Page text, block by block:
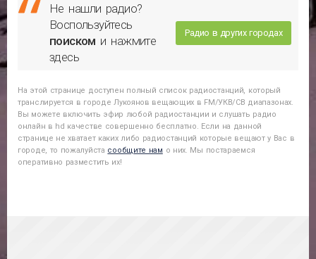
Не нашли радио?
Воспользуйтесь
поиском и нажмите
здесь
Радио в других городах
На этой странице доступен полный список радиостанций, который
транслируется в городеЛукоянов вещающих в FM/УКВ/СВ диапазонах.
Вы можете включить эфир любой радиостанции и слушать радио
онлайн в hd качестве совершенно бесплатно. Если на данной
странице не хватает каких либо радиостанций которые вещают у Вас в
городе, то пожалуйста сообщите нам о них. Мы постараемся
оперативно разместить их!